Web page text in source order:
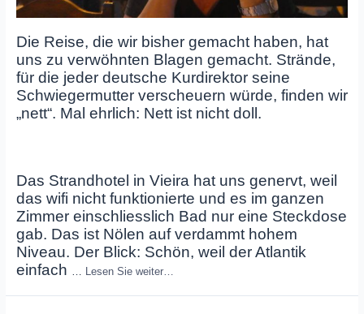
Die Reise, die wir bisher gemacht haben, hat
uns zu verwöhnten Blagen gemacht. Strände,
für die jeder deutsche Kurdirektor seine
Schwiegermutter verscheuern würde, finden wir
„nett“. Mal ehrlich: Nett ist nicht doll.
Das Strandhotel in Vieira hat uns genervt, weil
das wifi nicht funktionierte und es im ganzen
Zimmer einschliesslich Bad nur eine Steckdose
gab. Das ist Nölen auf verdammt hohem
Niveau. Der Blick: Schön, weil der Atlantik
einfach … Lesen Sie weiter…